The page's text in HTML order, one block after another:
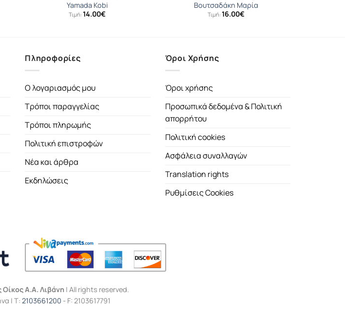
Yamada Kobi
Τιμή:14.00€
Βουτσαδάκη Μαρία
Τιμή:16.00€
Πληροφορίες
Ο λογαριασμός μου
Τρόποι παραγγελίας
Τρόποι πληρωμής
Πολιτική επιστροφών
Νέα και άρθρα
Εκδηλώσεις
Όροι Χρήσης
Όροι χρήσης
Προσωπικά δεδομένα & Πολιτική
απορρήτου
Πολιτική cookies
Ασφάλεια συναλλαγών
Translation rights
Ρυθμίσεις Cookies
Οίκος Α.Α. Λιβάνη | All rights reserved.
| Τ: 2103661200 - F: 2103617791